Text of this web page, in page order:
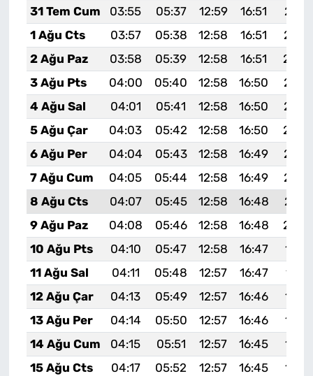
31 Tem Cum
03:55 05:37 12:59 16:51
1 Ağu Cts
03:57 05:38 12:58 16:51
2 Ağu Paz
03:58 05:39 12:58 16:51
3 Ağu Pts
04:00 05:40 12:58 16:50
4 Ağu Sal
04:01 05:41 12:58 16:50
5 Ağu Çar
04:03 05:42 12:58 16:50
6 Ağu Per
04:04 05:43 12:58 16:49
7 Ağu Cum
04:05 05:44 12:58 16:49
8 Ağu Cts
04:07 05:45 12:58 16:48
9 Ağu Paz
04:08 05:46 12:58 16:48
10 Ağu Pts
04:10 05:47 12:58 16:47
11 Ağu Sal
04:11 05:48 12:57 16:47
19:57
12 Ağu Çar
04:13 05:49 12:57 16:46
13 Ağu Per
04:14 05:50 12:57 16:46
14 Ağu Cum
04:15 05:51 12:57 16:45
15 Ağu Cts
04:17 05:52 12:57 16:45